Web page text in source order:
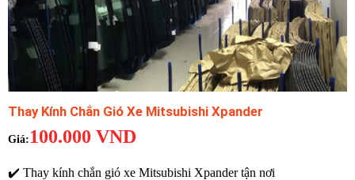
Thay Kính Chắn Gió Xe Mitsubishi Xpander
100.000 VND
✔️ Thay kính chắn gió xe Mitsubishi Xpander tận nơi